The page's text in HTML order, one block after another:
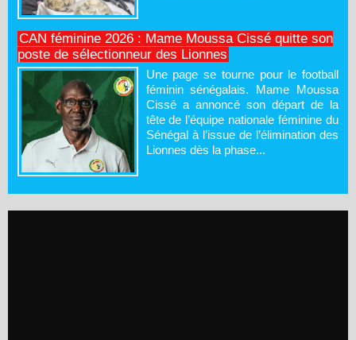
CAN féminine 2026 : Mame Moussa Cissé quitte son
poste de sélectionneur des Lionnes
Une page se tourne pour le football
féminin sénégalais. Mame Moussa
Cissé a annoncé son départ de la
tête de l’équipe nationale féminine du
Sénégal à l’issue de l’élimination des
Lionnes dès la phase...